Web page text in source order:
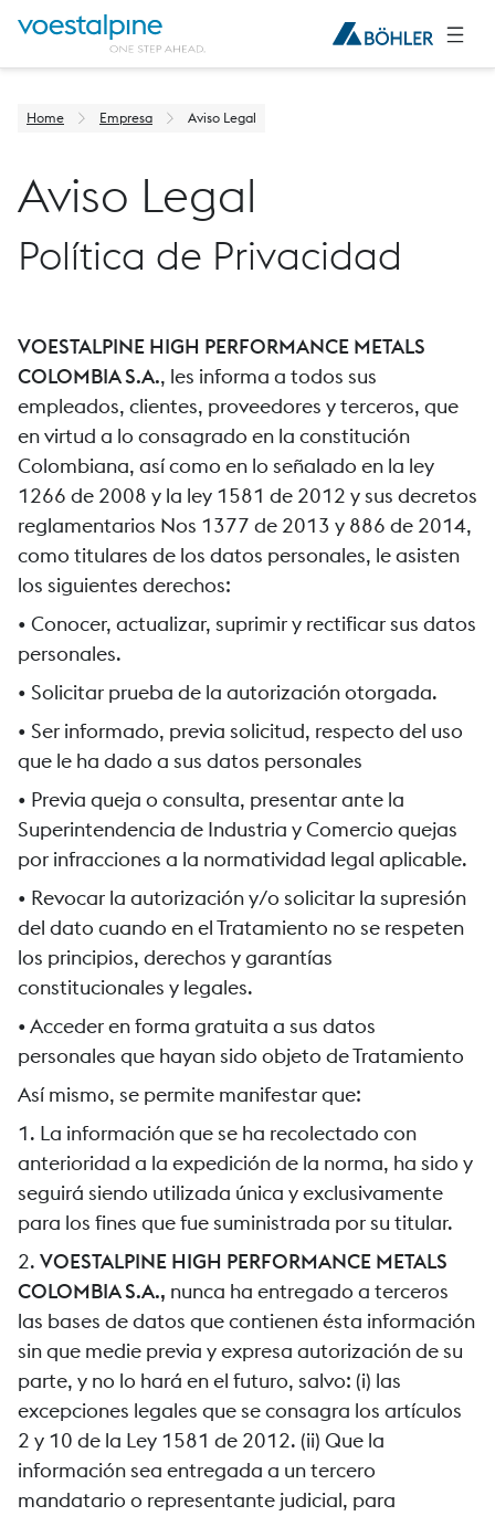
Home Empresa Aviso Legal
Aviso Legal
Política de Privacidad
VOESTALPINE HIGH PERFORMANCE METALS
COLOMBIA S.A., les informa a todos sus
empleados, clientes, proveedores y terceros, que
en virtud a lo consagrado en la constitución
Colombiana, así como en lo señalado en la ley
1266 de 2008 y la ley 1581 de 2012 y sus decretos
reglamentarios Nos 1377 de 2013 y 886 de 2014,
como titulares de los datos personales, le asisten
los siguientes derechos:
• Conocer, actualizar, suprimir y rectificar sus datos
personales.
• Solicitar prueba de la autorización otorgada.
• Ser informado, previa solicitud, respecto del uso
que le ha dado a sus datos personales
• Previa queja o consulta, presentar ante la
Superintendencia de Industria y Comercio quejas
por infracciones a la normatividad legal aplicable.
• Revocar la autorización y/o solicitar la supresión
del dato cuando en el Tratamiento no se respeten
los principios, derechos y garantías
constitucionales y legales.
• Acceder en forma gratuita a sus datos
personales que hayan sido objeto de Tratamiento
Así mismo, se permite manifestar que:
1. La información que se ha recolectado con
anterioridad a la expedición de la norma, ha sido y
seguirá siendo utilizada única y exclusivamente
para los fines que fue suministrada por su titular.
2. VOESTALPINE HIGH PERFORMANCE METALS
COLOMBIA S.A., nunca ha entregado a terceros
las bases de datos que contienen ésta información
sin que medie previa y expresa autorización de su
parte, y no lo hará en el futuro, salvo: (i) las
excepciones legales que se consagra los artículos
2 y 10 de la Ley 1581 de 2012. (ii) Que la
información sea entregada a un tercero
mandatario o representante judicial, para